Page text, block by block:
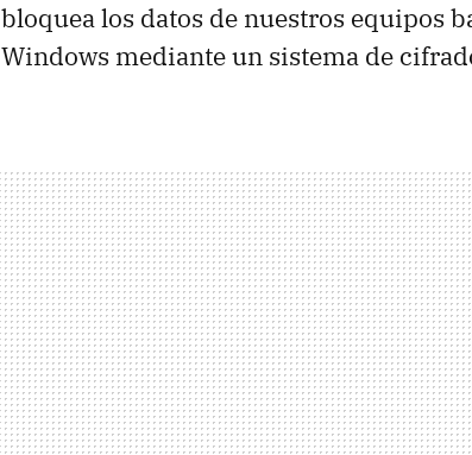
bloquea los datos de nuestros equipos
Windows mediante un sistema de